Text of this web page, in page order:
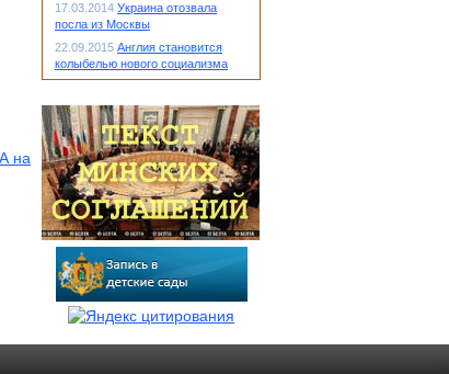
на
17.03.2014 Украина отозвала
посла из Москвы
22.09.2015 Англия становится
колыбелью нового социализма